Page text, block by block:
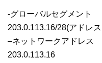
-グローバルセグメント
203.0.113.16/28(アドレ
–ネットワークアドレス
203.0.113.16